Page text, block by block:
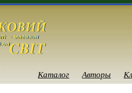
Каталог Авторы